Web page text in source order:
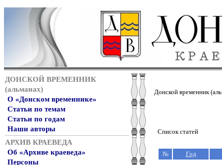
ДОНСКОЙ ВРЕМЕННИК
(альманах)
О «Донском временнике»
Статьи по темам
Статьи по годам
Наши авторы
АРХИВ КРАЕВЕДА
Об «Архиве краеведа»
Персоны
Донской временник
Список статей
№
Год